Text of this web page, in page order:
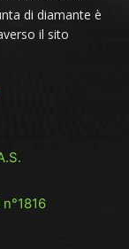
di diamante è
il sito